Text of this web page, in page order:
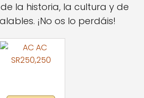
la historia, la cultura y de
¡No os lo perdáis!